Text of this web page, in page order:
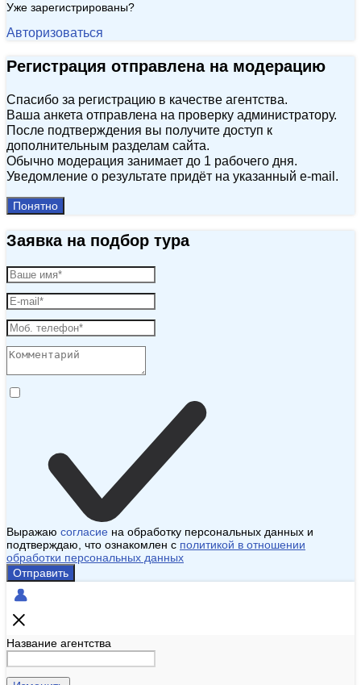
Уже зарегистрированы?
Авторизоваться
Регистрация отправлена на модерацию
Спасибо за регистрацию в качестве агентства.
Ваша анкета отправлена на проверку администратору.
После подтверждения вы получите доступ к
дополнительным разделам сайта.
Обычно модерация занимает до 1 рабочего дня.
Уведомление о результате придёт на указанный e‑mail.
Понятно
Заявка на подбор тура
Выражаю согласие на обработку персональных данных и
подтверждаю, что ознакомлен с политикой в отношении
обработки персональных данных
Отправить
Название агентства